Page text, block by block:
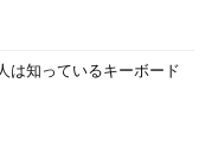
は知っているキーボード